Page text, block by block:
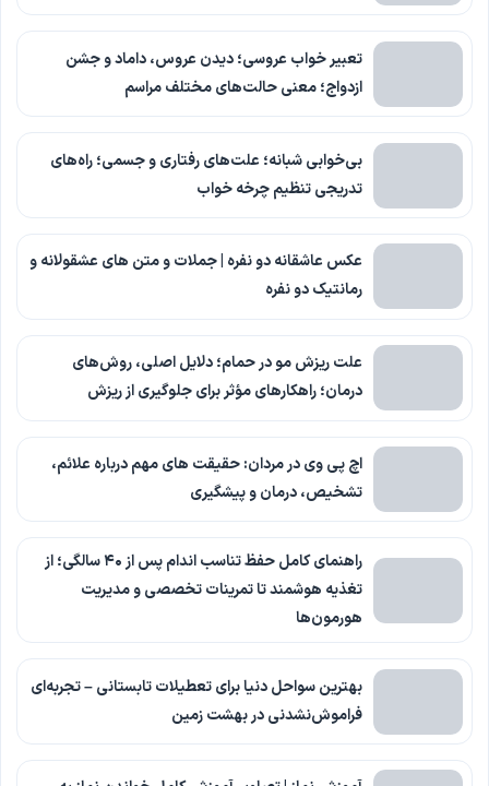
تعبیر خواب عروسی؛ دیدن عروس، داماد و جشن
ازدواج؛ معنی حالت‌های مختلف مراسم
بی‌خوابی شبانه؛ علت‌های رفتاری و جسمی؛ راه‌های
تدریجی تنظیم چرخه خواب
عکس عاشقانه دو نفره | جملات و متن های عشقولانه و
رمانتیک دو نفره
علت ریزش مو در حمام؛ دلایل اصلی، روش‌های
درمان؛ راهکارهای مؤثر برای جلوگیری از ریزش
اچ پی وی در مردان: حقیقت های مهم درباره علائم،
تشخیص، درمان و پیشگیری
راهنمای کامل حفظ تناسب اندام پس از ۴۰ سالگی؛ از
تغذیه هوشمند تا تمرینات تخصصی و مدیریت
هورمون‌ها
بهترین سواحل دنیا برای تعطیلات تابستانی – تجربه‌ای
فراموش‌نشدنی در بهشت زمین